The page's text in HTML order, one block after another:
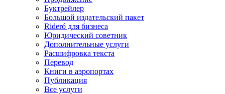
Буктрейлер
Большой издательский пакет
Rideró для бизнеса
Юридический советник
Дополнительные услуги
Расшифровка текста
Перевод
Книги в аэропортах
Публикация
Все услуги